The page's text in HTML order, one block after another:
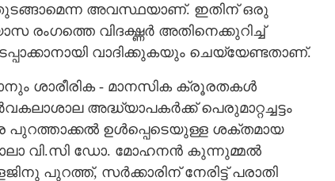
അവസ്ഥയാണ്. ഇതിന് ഒരു
രംഗത്തെ വിദഗ്ദ്ധർ അതിനെക്കുറിച്ച്
വാദിക്കുകയും ചെയ്യേണ്ടതാണ്.
ശാരീരിക - മാനസിക ക്രൂരതകൾ
അദ്ധ്യാപകർക്ക് പെരുമാറ്റച്ചട്ടം
പുറത്താക്കൽ ഉൾപ്പെടെയുള്ള ശക്തമായ
വി.സി ഡോ. മോഹനൻ കുന്നുമ്മൽ
പുറത്ത്, സർക്കാരിന് നേരിട്ട് പരാതി
പെരുമാറ്റച്ചട്ടം
Share this link
Copy Link